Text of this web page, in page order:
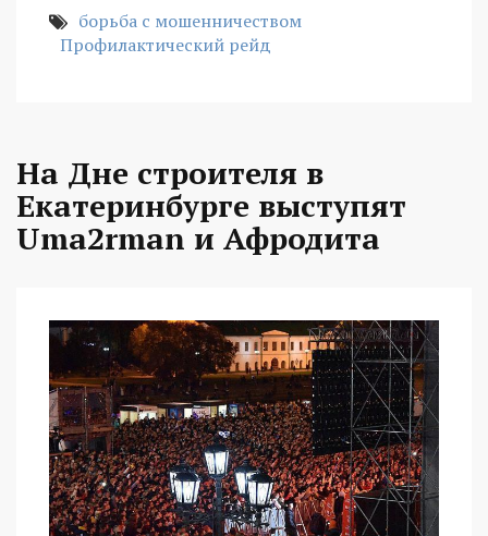
борьба с мошенничеством
Профилактический рейд
На Дне строителя в
Екатеринбурге выступят
Uma2rman и Афродита